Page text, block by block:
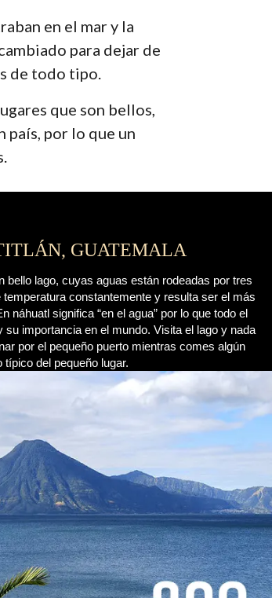
en el mar y la
para dejar de
de todo tipo.
que son bellos,
país, por lo que un
GUATEMALA
bello lago, cuyas aguas están rodeadas por tres
constantemente y resulta ser el más
náhuatl significa “en el agua” por lo que todo el
su importancia en el mundo. Visita el lago y nada
por el pequeño puerto mientras comes algún
típico del pequeño lugar.